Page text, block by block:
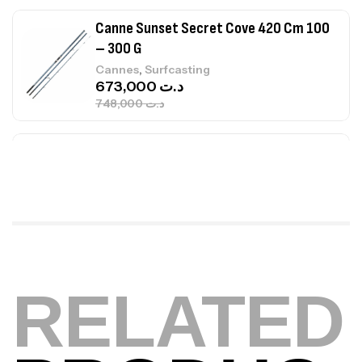
Canne Jigging Sunset Massive Attack
1.83m 120/250gr 30kg
Cannes, Jigging
د.ت379,000
د.ت340,000
Accastillage bateau,Accessoires bateaux
د.ت
RELATED